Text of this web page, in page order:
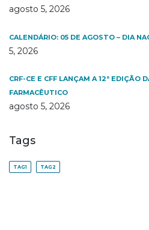
agosto 5, 2026
CALENDÁRIO: 05 DE AGOSTO – DIA
5, 2026
CRF-CE E CFF LANÇAM A 12ª EDIÇÃO
FARMACÊUTICO
agosto 5, 2026
Tags
TAG1 TAG2